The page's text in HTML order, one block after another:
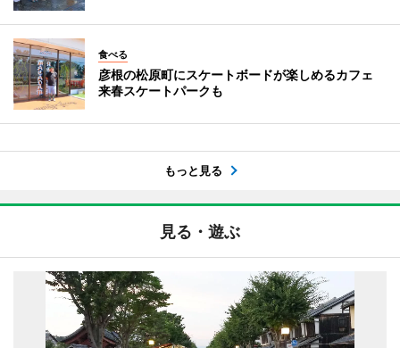
食べる
彦根の松原町にスケートボードが楽しめるカフェ
来春スケートパークも
もっと見る
見る・遊ぶ